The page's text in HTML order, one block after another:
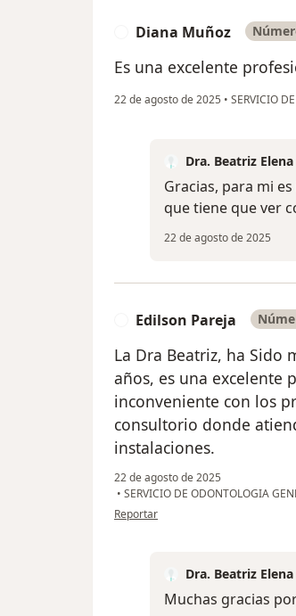
Diana Muñoz
Es una excelente
22 de agosto de 2025 • SERVICIO
Dra. Beatriz
Gracias, para mi
que tiene que ver
22 de agosto de 2025
Edilson Pareja
La Dra Beatriz, ha Sido
años, es una excelente
inconveniente con los
consultorio donde
instalaciones.
22 de agosto de 2025
• SERVICIO DE ODONTOLOGIA
en opinión del usuario Edilson Pareja
Reportar
Dra. Beatriz
Muchas gracias